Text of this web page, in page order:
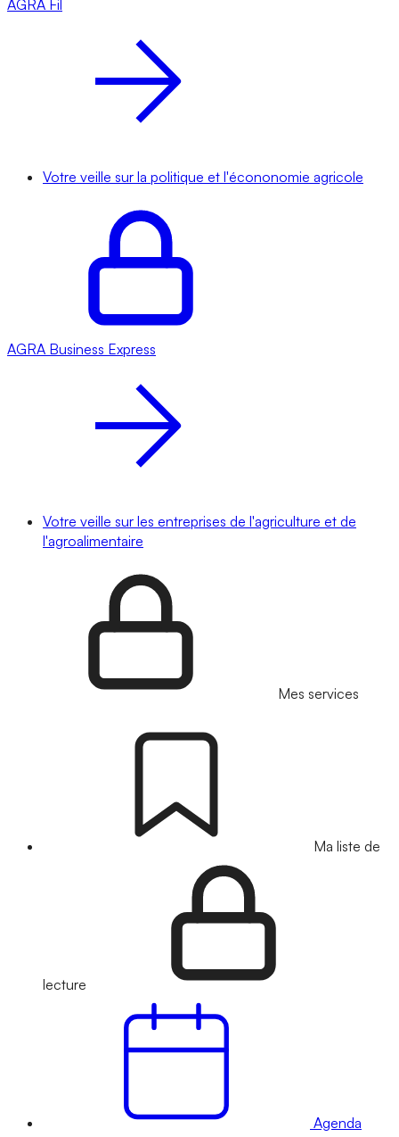
AGRA Fil
Votre veille sur la politique et l'écononomie agricole
AGRA Business Express
Votre veille sur les entreprises de l'agriculture et de
l'agroalimentaire
Mes services
Ma liste de
lecture
Agenda